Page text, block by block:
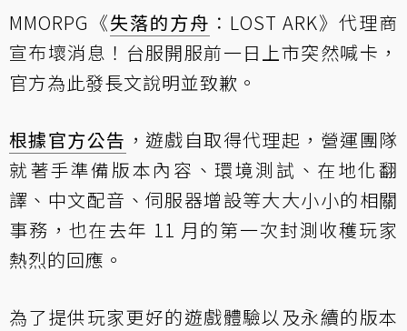
MMORPG《失落的方舟 ：LOST ARK》代理商
宣布壞消息！台服開服前一日上市突然喊卡，
官方為此發長文說明並致歉。
根據官方公告 ，遊戲自取得代理起，營運團隊
就著手準備版本內容、環境測試、在地化翻
譯、中文配音、伺服器增設等大大小小的相關
事務，也在去年 11 月的第一次封測收穫玩家
熱烈的回應。
為了提供玩家更好的遊戲體驗以及永續的版本